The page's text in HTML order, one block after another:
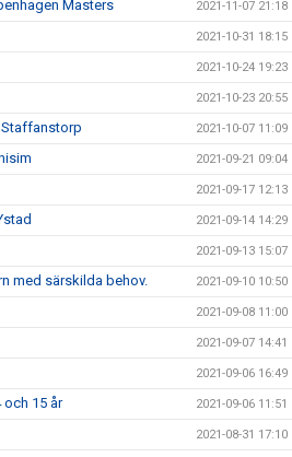
Masters 2021-11-07 21:18
2021-10-31 18:15
2021-10-24 19:23
2021-10-23 20:55
Staffanstorp 2021-10-07 11:09
2021-09-21 09:04
2021-09-17 12:13
2021-09-14 14:29
2021-09-13 15:07
med särskilda behov. 2021-09-10 10:50
2021-09-08 11:00
2021-09-07 14:41
2021-09-06 16:49
och 15 år 2021-09-06 11:51
2021-08-31 17:10